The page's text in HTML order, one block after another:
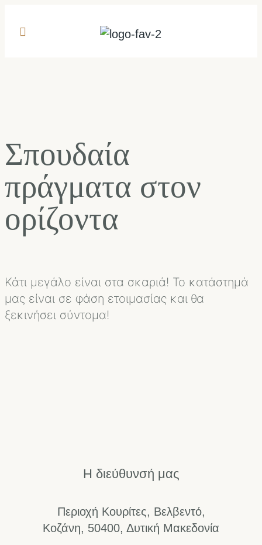
Σπουδαία
πράγματα στον
ορίζοντα
Κάτι μεγάλο είναι στα σκαριά! Το κατάστημά
μας είναι σε φάση ετοιμασίας και θα
ξεκινήσει σύντομα!
Η διεύθυνσή μας
Περιοχή Κουρίτες, Βελβεντό,
Κοζάνη, 50400, Δυτική Μακεδονία